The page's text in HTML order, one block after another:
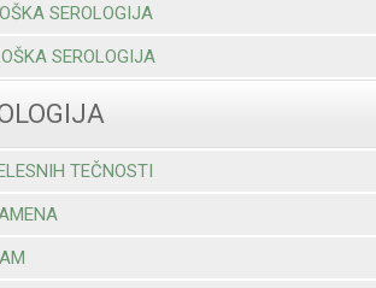
SEROLOGIJA
SEROLOGIJA
TEČNOSTI